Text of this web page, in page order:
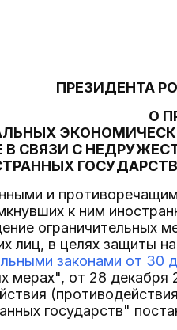
ПРЕЗИДЕНТА
О
В СВЯЗИ С
и
к ним
ограничительных
лиц, в целях защиты
законами от 30
мерах", от 28
государств"